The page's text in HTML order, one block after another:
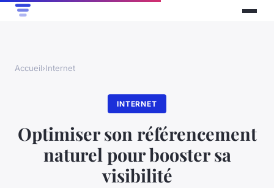
Accueil›Internet
INTERNET
Optimiser son référencement
naturel pour booster sa
visibilité